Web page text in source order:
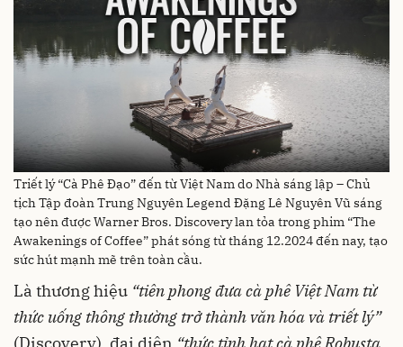
Triết lý “Cà Phê Đạo” đến từ Việt Nam do Nhà sáng lập – Chủ
tịch Tập đoàn Trung Nguyên Legend Đặng Lê Nguyên Vũ sáng
tạo nên được Warner Bros. Discovery lan tỏa trong phim “The
Awakenings of Coffee” phát sóng từ tháng 12.2024 đến nay, tạo
sức hút mạnh mẽ trên toàn cầu.
Là thương hiệu “tiên phong đưa cà phê Việt Nam từ
thức uống thông thường trở thành văn hóa và triết lý”